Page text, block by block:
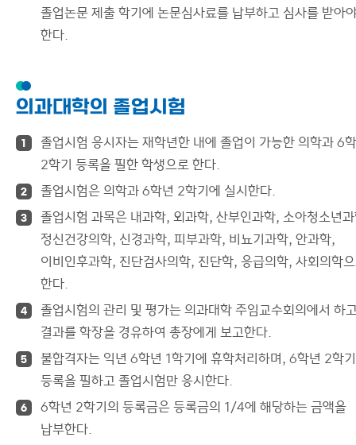
졸업논문 제출 학기에 논문심사료를 납부하고 심사를 받아
한다.
의과대학의 졸업시험
1
졸업시험 응시자는 재학년한 내에 졸업이 가능한 의학과 6
2학기 등록을 필한 학생으로 한다.
2 졸업시험은 의학과 6학년 2학기에 실시한다.
3
졸업시험 과목은 내과학, 외과학, 산부인과학, 소아청소년
정신건강의학, 신경과학, 피부과학, 비뇨기과학, 안과학,
이비인후과학, 진단검사의학, 진단학, 응급의학, 사회의학
한다.
4
졸업시험의 관리 및 평가는 의과대학 주임교수회의에서 하
결과를 학장을 경유하여 총장에게 보고한다.
5
불합격자는 익년 6학년 1학기에 휴학처리하며, 6학년 2학
등록을 필하고 졸업시험만 응시한다.
6
6학년 2학기의 등록금은 등록금의 1/4에 해당하는 금액을
납부한다.